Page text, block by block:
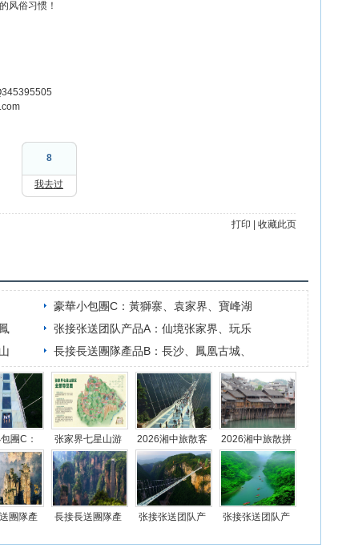
风俗习惯！
8
我去过
打印 收藏此页
豪華小包團C：黃獅寨、袁家界、寶峰湖
张接张送团队产品A：仙境张家界、玩乐
長接長送團隊產品B：長沙、鳳凰古城、
團C：
、袁家
、
张家界七星山游
览行程安排
2026湘中旅散客
拼团产品(供选择)
2026湘中旅散拼
一日游产品(供选
择)
團隊產
長接長送團隊產
张接张送团队产
张接张送团队产